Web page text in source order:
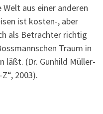
aus einer anderen
ist kosten-, aber
als Betrachter richtig
Traum in
läßt. (Dr. Gunhild Müller-
2003).